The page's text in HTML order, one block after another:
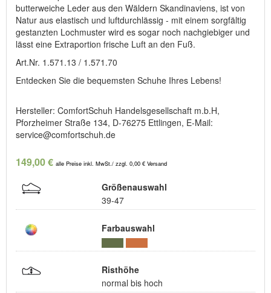
butterweiche Leder aus den Wäldern Skandinaviens, ist von
Natur aus elastisch und luftdurchlässig - mit einem sorgfältig
gestanzten Lochmuster wird es sogar noch nachgiebiger und
lässt eine Extraportion frische Luft an den Fuß.
Art.Nr. 1.571.13 / 1.571.70
Entdecken Sie die bequemsten Schuhe Ihres Lebens!
Hersteller: ComfortSchuh Handelsgesellschaft m.b.H,
Pforzheimer Straße 134, D-76275 Ettlingen, E-Mail:
service@comfortschuh.de
149,00 € alle Preise inkl. MwSt./ zzgl. 0,00 € Versand
Größenauswahl
39-47
Farbauswahl
Risthöhe
normal bis hoch